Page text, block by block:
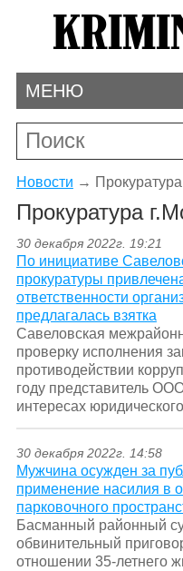
МЕНЮ
Новости →
Прокуратура
30 декабря 2022г. 19:21
По инициативе
прокуратуры
ответственности
предлагалась взятка
Савеловская
проверку исполнения
противодействии
году представитель
интересах
30 декабря 2022г. 14:58
Мужчина осужден за
применение насилия в
парковочного
Басманный районный
обвинительный
отношении 35-летнего